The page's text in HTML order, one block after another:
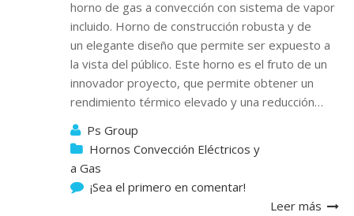
horno de gas a convección con sistema de vapor
incluido. Horno de construcción robusta y de
un elegante diseño que permite ser expuesto a
la vista del público. Este horno es el fruto de un
innovador proyecto, que permite obtener un
rendimiento térmico elevado y una reducción…
Ps Group
Hornos Convección Eléctricos y
a Gas
¡Sea el primero en comentar!
Leer más